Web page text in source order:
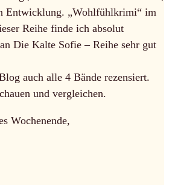
Entwicklung. „Wohlfühlkrimi“ im
Reihe finde ich absolut
Die Kalte Sofie – Reihe sehr gut
auch alle 4 Bände rezensiert.
und vergleichen.
Wochenende,